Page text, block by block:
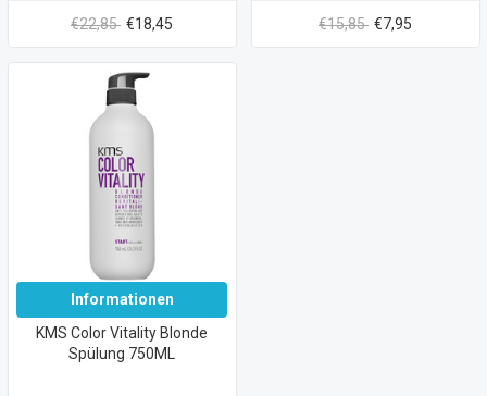
€22,85 €18,45 €15,85 €7,95
Informationen
KMS Color Vitality Blonde
Spülung 750ML